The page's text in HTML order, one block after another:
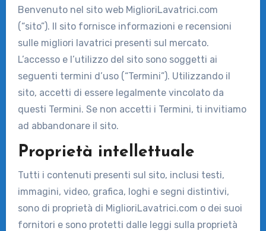
Benvenuto nel sito web MiglioriLavatrici.com
(“sito”). Il sito fornisce informazioni e recensioni
sulle migliori lavatrici presenti sul mercato.
L’accesso e l’utilizzo del sito sono soggetti ai
seguenti termini d’uso (“Termini”). Utilizzando il
sito, accetti di essere legalmente vincolato da
questi Termini. Se non accetti i Termini, ti invitiamo
ad abbandonare il sito.
Proprietà intellettuale
Tutti i contenuti presenti sul sito, inclusi testi,
immagini, video, grafica, loghi e segni distintivi,
sono di proprietà di MiglioriLavatrici.com o dei suoi
fornitori e sono protetti dalle leggi sulla proprietà